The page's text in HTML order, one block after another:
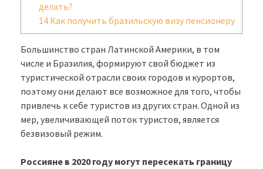
делать?
14 Как получить бразильскую визу пенсионеру
Большинство стран Латинской Америки, в том
числе и Бразилия, формируют свой бюджет из
туристической отрасли своих городов и курортов,
поэтому они делают все возможное для того, чтобы
привлечь к себе туристов из других стран. Одной из
мер, увеличивающей поток туристов, является
безвизовый режим.
Россияне в 2020 году могут пересекать границу